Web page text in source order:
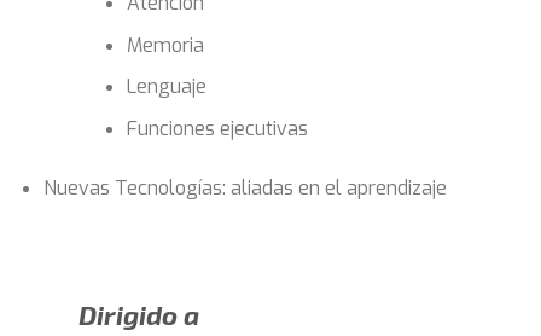
Memoria
Lenguaje
Funciones ejecutivas
Nuevas Tecnologías: aliadas en el aprendizaje
Dirigido a